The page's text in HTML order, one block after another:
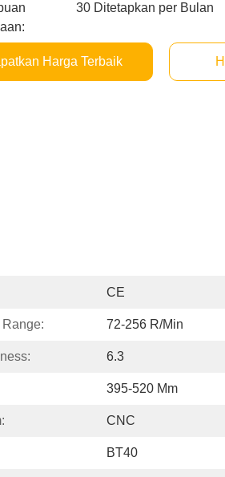
30 Ditetapkan per Bulan
Harga Terbaik
CE
72-256 R/min
6.3
395-520 Mm
CNC
BT40